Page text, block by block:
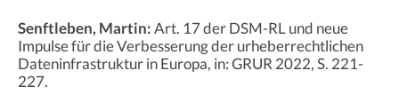
Senftleben, Martin:Art. 17 der DSM-RL und neue
Impulse für die Verbesserung der urheberrechtlichen
Dateninfrastruktur in Europa, in: GRUR 2022, S. 221-
227.